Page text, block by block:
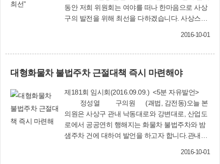
잘 지켜봐주시고 언제든지 불러주시면 현장으로
달려가겠습니다.
동안 저희 위원회는 여야를 떠나 한마음으로 사상
구의 발전을 위해 최선을 다하겠습니다. 사상스마
하는 일이 없도록 빈틈없이 관리 감독하여 주민 불
회도시위원회 위원들은 우리 지역의 가치가 한층
더 올라갈 수 있도록 온 힘을 쏟는 것은 물론, 모든
의정활동은 현장에서 답을 찾겠다는 신념으로 주
민의 목소리에 귀 기울이고 주민의 뜻이 행정구현
에 반영될 수 있도록 기초의원의 책임을 다하겠습
2016-10-01
대형화물차 불법주차 근절대책 즉시 마련해야
제181회 임시회(2016.09.09.) <5분 자유발언>
의원은 사상구 관내 낙동대로와 강변대로, 산업도
로에서 공공연히 행해지는 화물차 불법주차와 밤
샘주차 건에 대하여 발언을 하고자 합니다.관내의
2016-10-01